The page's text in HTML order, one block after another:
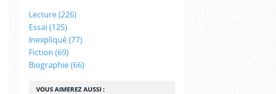
VOUS AIMEREZ AUSSI :
Lecture(226)
Essai (125)
Inexpliqué(77)
Fiction (69)
Biographie(66)